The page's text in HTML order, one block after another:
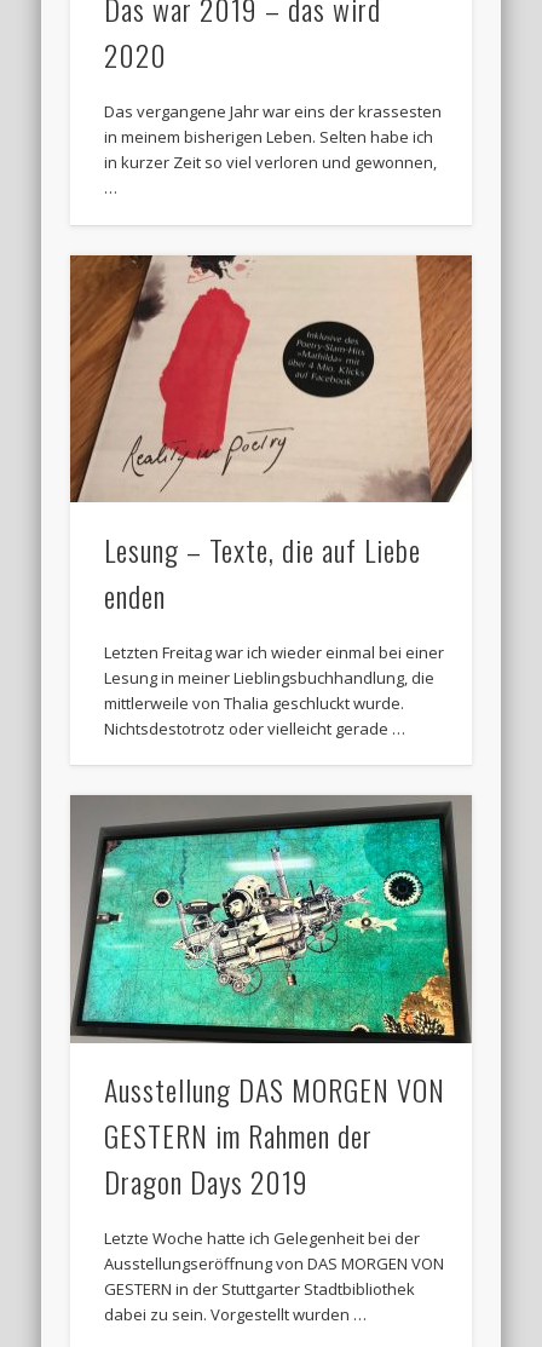
Das war 2019 – das wird
2020
Das vergangene Jahr war eins der krassesten
in meinem bisherigen Leben. Selten habe ich
in kurzer Zeit so viel verloren und gewonnen,
…
Lesung – Texte, die auf Liebe
enden
Letzten Freitag war ich wieder einmal bei einer
Lesung in meiner Lieblingsbuchhandlung, die
mittlerweile von Thalia geschluckt wurde.
Nichtsdestotrotz oder vielleicht gerade …
Ausstellung DAS MORGEN VON
GESTERN im Rahmen der
Dragon Days 2019
Letzte Woche hatte ich Gelegenheit bei der
Ausstellungseröffnung von DAS MORGEN VON
GESTERN in der Stuttgarter Stadtbibliothek
dabei zu sein. Vorgestellt wurden …